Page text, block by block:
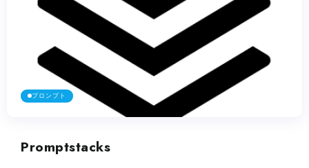
プロンプト
Promptstacks